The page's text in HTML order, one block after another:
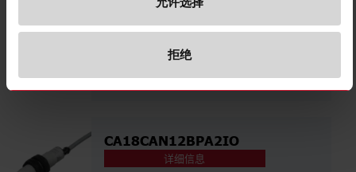
拒绝
CA18CAF08BPM1IO
详细信息
数据表
CA18CAN12BPA2IO
详细信息